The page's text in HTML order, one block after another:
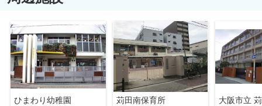
ひまわり幼稚園
苅田南保育所
大阪市立